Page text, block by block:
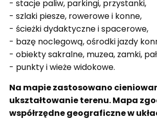
- stacje paliw, parkingi, przystanki,
- szlaki piesze, rowerowe i konne,
- ścieżki dydaktyczne i spacerowe,
- bazę noclegową, ośrodki jazdy
- obiekty sakralne, muzea, zamki,
- punkty i wieże widokowe.
Na mapie zastosowano
ukształtowanie terenu. Mapa
współrzędne geograficzne w